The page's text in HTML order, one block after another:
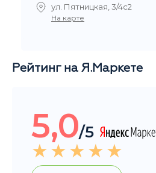
5,0/5
Читать все отзывы
НАШИ ПОКУПАТЕЛИ
Добрый день, большое